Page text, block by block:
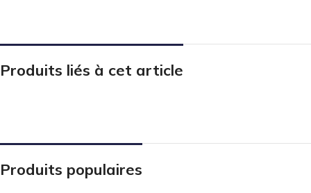
Produits liés à cet article
Produits populaires